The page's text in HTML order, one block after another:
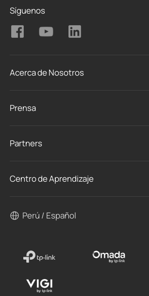
Síguenos
Acerca de Nosotros
Prensa
Partners
Centro de Aprendizaje
Perú / Español